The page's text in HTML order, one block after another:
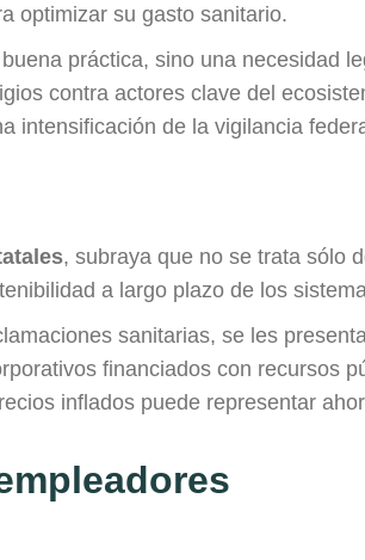
optimizar su gasto sanitario.
práctica, sino una necesidad
contra actores clave del
intensificación de la vigilancia
, subraya que no se trata sólo
a largo plazo de los
sanitarias, se les
financiados con recursos
inflados puede representar